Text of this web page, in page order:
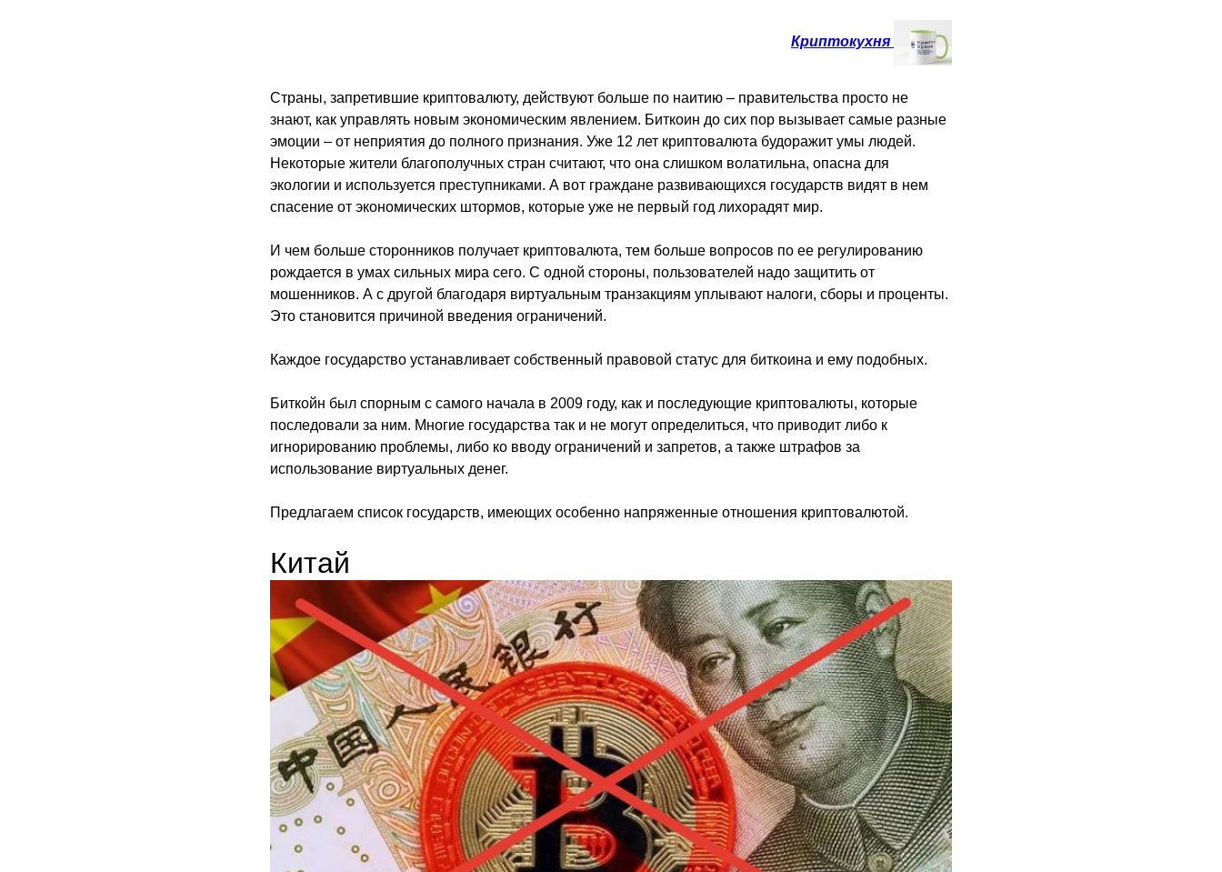
Криптокухня
Страны, запретившие криптовалюту, действуют больше по наитию – правительства просто не
знают, как управлять новым экономическим явлением. Биткоин до сих пор вызывает самые разные
эмоции – от неприятия до полного признания. Уже 12 лет криптовалюта будоражит умы людей.
Некоторые жители благополучных стран считают, что она слишком волатильна, опасна для
экологии и используется преступниками. А вот граждане развивающихся государств видят в нем
спасение от экономических штормов, которые уже не первый год лихорадят мир.
И чем больше сторонников получает криптовалюта, тем больше вопросов по ее регулированию
рождается в умах сильных мира сего. С одной стороны, пользователей надо защитить от
мошенников. А с другой благодаря виртуальным транзакциям уплывают налоги, сборы и проценты.
Это становится причиной введения ограничений.
Каждое государство устанавливает собственный правовой статус для биткоина и ему подобных.
Биткойн был спорным с самого начала в 2009 году, как и последующие криптовалюты, которые
последовали за ним. Многие государства так и не могут определиться, что приводит либо к
игнорированию проблемы, либо ко вводу ограничений и запретов, а также штрафов за
использование виртуальных денег.
Предлагаем список государств, имеющих особенно напряженные отношения криптовалютой.
Китай